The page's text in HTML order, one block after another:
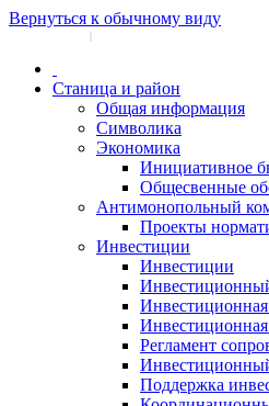
Вернуться к обычному виду
|
Станица и район
Общая информация
Символика
Экономика
Инициативное
Общесвенные
Антимонопольный
Проекты
Инвестиции
Инвестиции
Инвестиционная
Регламент
Поддержка